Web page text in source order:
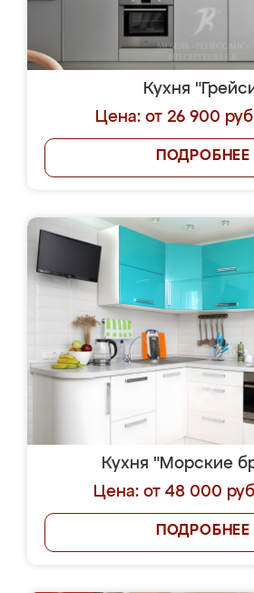
Кухня
Цена: от 26 900
ПОДРОБНЕЕ
Кухня "Морские
Цена: от 48 000
ПОДРОБНЕЕ